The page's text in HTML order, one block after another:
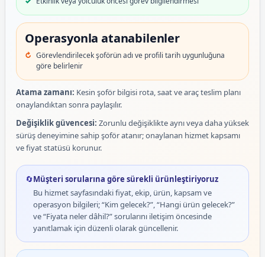
Operasyonla atanabilenler
Görevlendirilecek şoförün adı ve profili tarih uygunluğuna
göre belirlenir
Atama zamanı: Kesin şoför bilgisi rota, saat ve araç teslim planı
onaylandıktan sonra paylaşılır.
Değişiklik güvencesi: Zorunlu değişiklikte aynı veya daha yüksek
sürüş deneyimine sahip şoför atanır; onaylanan hizmet kapsamı
ve fiyat statüsü korunur.
🔄Müşteri sorularına göre sürekli ürünleştiriyoruz
Bu hizmet sayfasındaki fiyat, ekip, ürün, kapsam ve
operasyon bilgileri; “Kim gelecek?”, “Hangi ürün gelecek?”
ve “Fiyata neler dâhil?” sorularını iletişim öncesinde
yanıtlamak için düzenli olarak güncellenir.